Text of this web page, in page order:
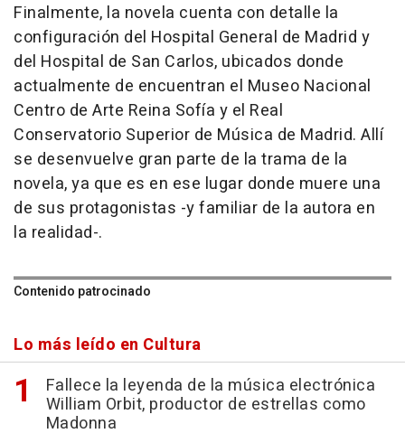
Finalmente, la novela cuenta con detalle la
configuración del Hospital General de Madrid y
del Hospital de San Carlos, ubicados donde
actualmente de encuentran el Museo Nacional
Centro de Arte Reina Sofía y el Real
Conservatorio Superior de Música de Madrid. Allí
se desenvuelve gran parte de la trama de la
novela, ya que es en ese lugar donde muere una
de sus protagonistas -y familiar de la autora en
la realidad-.
Contenido patrocinado
Lo más leído en Cultura
Fallece la leyenda de la música electrónica
William Orbit, productor de estrellas como
Madonna